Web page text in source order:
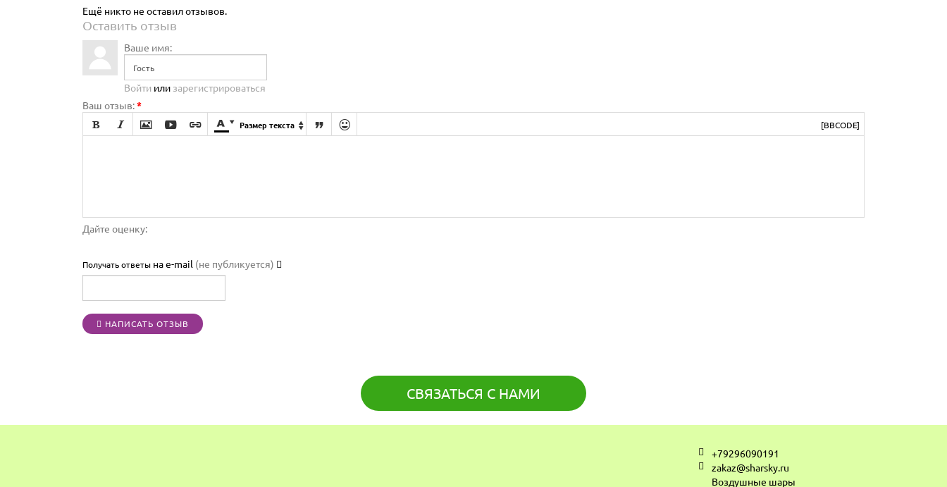
Ещё никто не оставил отзывов.
Оставить отзыв
Ваше имя:
Войти или зарегистрироваться
Ваш отзыв:*

      Размер текста    [BBCODE]
Дайте оценку:
Получать ответы на e-mail (не публикуется)
НАПИСАТЬ ОТЗЫВ
СВЯЗАТЬСЯ С НАМИ
+79296090191
zakaz@sharsky.ru
Воздушные шары